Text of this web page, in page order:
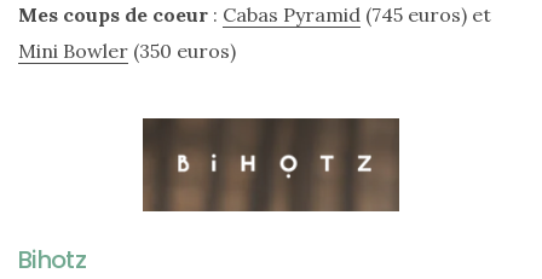
DIY/Recettes
(15)
(61)
Mes coups de coeur : Cabas Pyramid (745 euros) et
Mini Bowler (350 euros)
Bihotz